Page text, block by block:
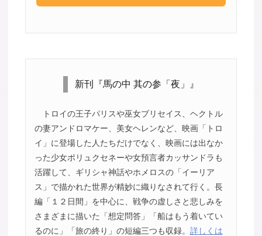
新刊『馬の中 其の参「夜」』
トロイの王子パリスや巫女ブリセイス、ヘクトル
の妻アンドロマケー、美女ヘレンなど、映画「トロ
イ」に登場した人たちだけでなく、映画には出なか
った少女ポリュクセネーや女預言者カッサンドラも
活躍して、ギリシャ神話やホメロスの「イーリア
ス」で描かれた世界が精妙に織りなされて行く。長
編「１２日間」を中心に、戦争の虚しさと悲しみを
さまざまに描いた「想定問答」「船はもう着いてい
るのに」「旅の終り」の短編三つも収録。 詳しくは